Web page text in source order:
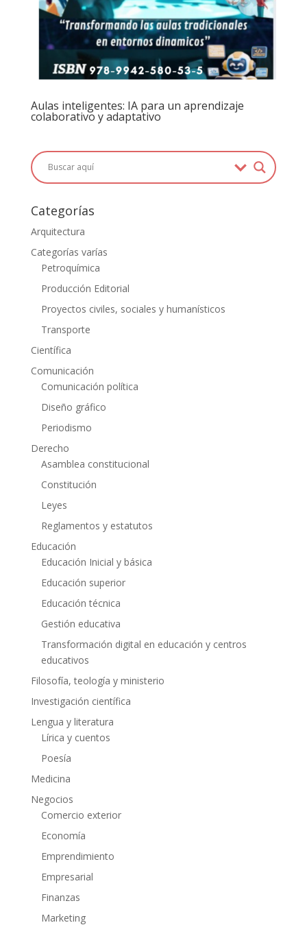
Aulas inteligentes: IA para un aprendizaje
colaborativo y adaptativo
Categorías
Arquitectura
Categorías varías
Petroquímica
Producción Editorial
Proyectos civiles, sociales y humanísticos
Transporte
Científica
Comunicación
Comunicación política
Diseño gráfico
Periodismo
Derecho
Asamblea constitucional
Constitución
Leyes
Reglamentos y estatutos
Educación
Educación Inicial y básica
Educación superior
Educación técnica
Gestión educativa
Transformación digital en educación y centros
educativos
Filosofía, teología y ministerio
Investigación científica
Lengua y literatura
Lírica y cuentos
Poesía
Medicina
Negocios
Comercio exterior
Economía
Emprendimiento
Empresarial
Finanzas
Marketing